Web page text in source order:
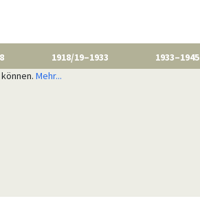
1918/19–1933 1933–1945
Mehr...